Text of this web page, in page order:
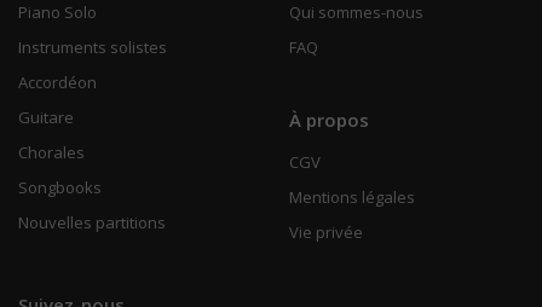
Piano Solo
Instruments solistes
Accordéon
Guitare
Chorales
Songbooks
Nouvelles partitions
Qui sommes-nous
FAQ
À propos
CGV
Mentions légales
Vie privée